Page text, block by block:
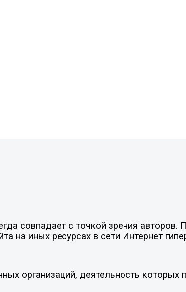
совпадает с точкой зрения авторов.
на иных ресурсах в сети Интернет
организаций, деятельность которых